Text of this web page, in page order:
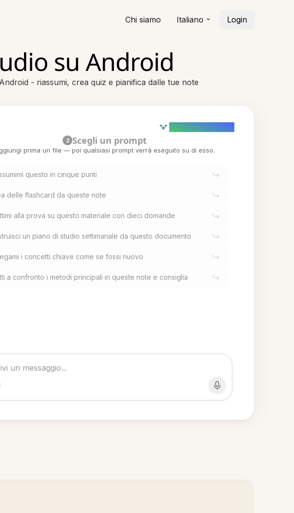
Chi siamo Italiano Login
su Android
- riassumi, crea quiz e pianifica dalle tue note
2 Scegli un prompt
prima un file — poi qualsiasi prompt verrà eseguito su di esso.
questo in cinque punti
delle flashcard da queste note
alla prova su questo materiale con dieci domande
un piano di studio settimanale da questo documento
i concetti chiave come se fossi nuovo
a confronto i metodi principali in queste note e consiglia